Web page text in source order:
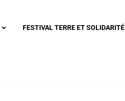
FESTIVAL TERRE ET SOLIDARITÉ